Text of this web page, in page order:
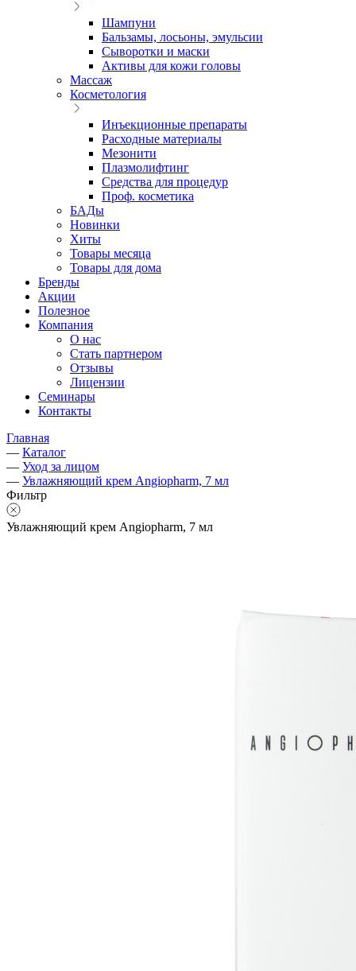
Шампуни
Бальзамы, лосьоны, эмульсии
Сыворотки и маски
Активы для кожи головы
Массаж
Косметология
Инъекционные препараты
Расходные материалы
Мезонити
Плазмолифтинг
Средства для процедур
Проф. косметика
БАДы
Новинки
Хиты
Товары месяца
Товары для дома
Бренды
Акции
Полезное
Компания
О нас
Стать партнером
Отзывы
Лицензии
Семинары
Контакты
Главная
— Каталог
— Уход за лицом
— Увлажняющий крем Angiopharm, 7 мл
Фильтр
Увлажняющий крем Angiopharm, 7 мл